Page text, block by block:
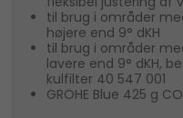
til brug i områder
højere end 9° dKH
til brug i områder
lavere end 9° dKH,
kulfilter 40 547 001
GROHE Blue 425 g